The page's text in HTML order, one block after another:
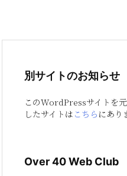
別サイトのお知らせ
このWordPressサイトを
したサイトは こちら にあり
Over 40 Web Club